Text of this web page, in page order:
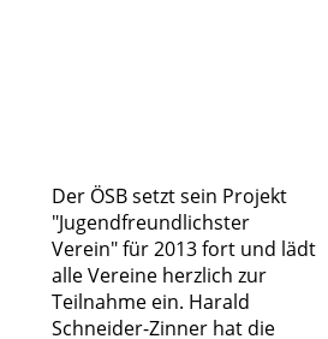
Der ÖSB setzt sein Projekt
"Jugendfreundlichster
Verein" für 2013 fort und lädt
alle Vereine herzlich zur
Teilnahme ein. Harald
Schneider-Zinner hat die